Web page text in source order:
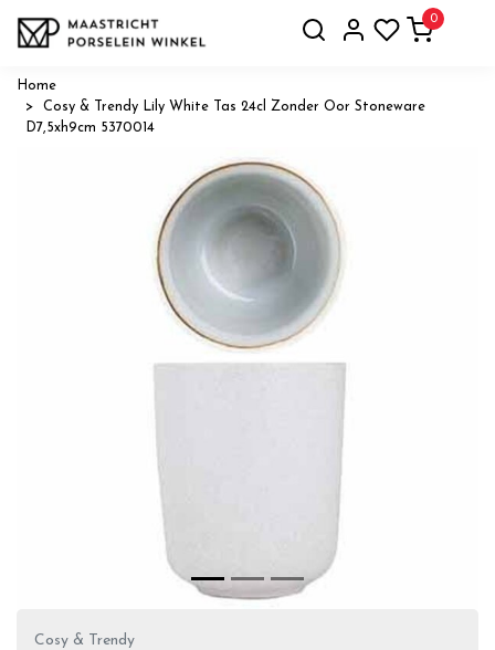
0
Home
Cosy & Trendy Lily White Tas 24cl Zonder Oor Stoneware
D7,5xh9cm 5370014
Cosy & Trendy